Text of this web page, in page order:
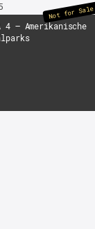
4 – Amerikanische
Not for Sale